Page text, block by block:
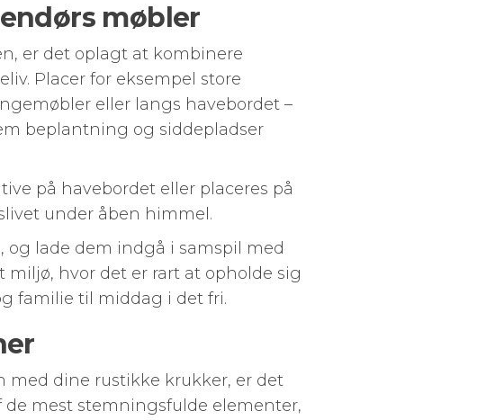
møbler
er det oplagt at kombinere
Placer for eksempel store
eller langs havebordet –
beplantning og siddepladser
på havebordet eller placeres på
under åben himmel.
og lade dem indgå i samspil med
hvor det er rart at opholde sig
familie til middag i det fri.
dine rustikke krukker, er det
mest stemningsfulde elementer,